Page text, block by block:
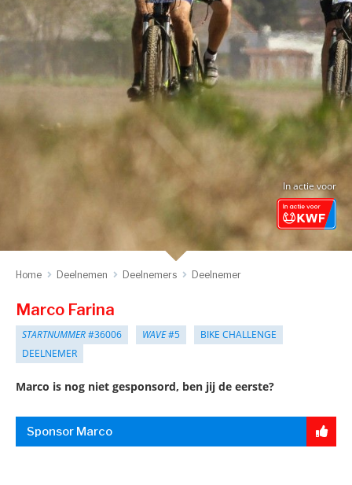
In actie voor
Home Deelnemen Deelnemers Deelnemer
Marco Farina
STARTNUMMER#36006 WAVE#5
BIKE CHALLENGE
DEELNEMER
Marco is nog niet gesponsord, ben jij de eerste?
Sponsor Marco